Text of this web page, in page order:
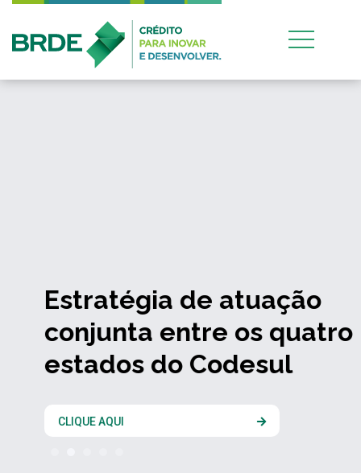
Estratégia de atuação
conjunta entre os quatro
estados do Codesul
CLIQUE AQUI